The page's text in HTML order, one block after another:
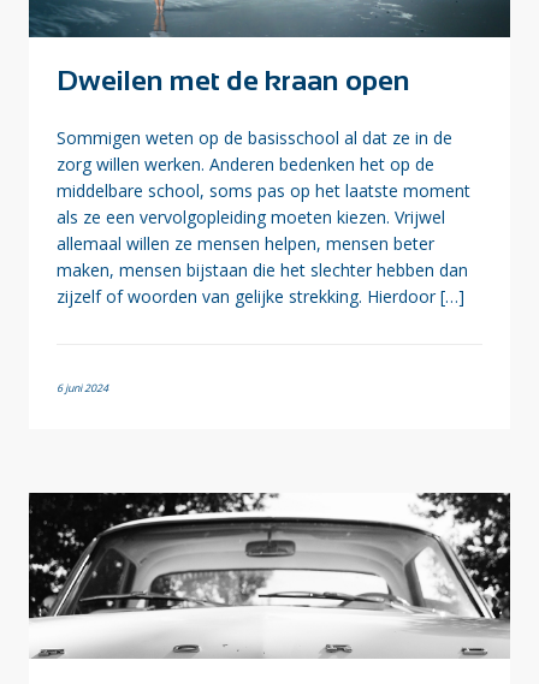
Dweilen met de kraan open
Sommigen weten op de basisschool al dat ze in de
zorg willen werken. Anderen bedenken het op de
middelbare school, soms pas op het laatste moment
als ze een vervolgopleiding moeten kiezen. Vrijwel
allemaal willen ze mensen helpen, mensen beter
maken, mensen bijstaan die het slechter hebben dan
zijzelf of woorden van gelijke strekking. Hierdoor […]
6 juni 2024